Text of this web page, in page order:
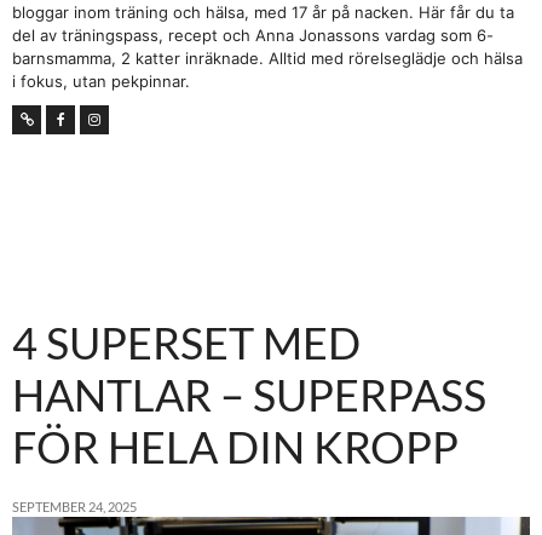
bloggar inom träning och hälsa, med 17 år på nacken. Här får du ta
del av träningspass, recept och Anna Jonassons vardag som 6-
barnsmamma, 2 katter inräknade. Alltid med rörelseglädje och hälsa
i fokus, utan pekpinnar.
4 SUPERSET MED
HANTLAR – SUPERPASS
FÖR HELA DIN KROPP
SEPTEMBER 24, 2025